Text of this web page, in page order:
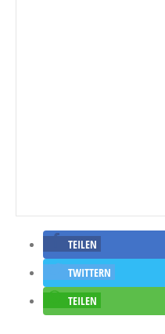
TEILEN
TWITTERN
TEILEN